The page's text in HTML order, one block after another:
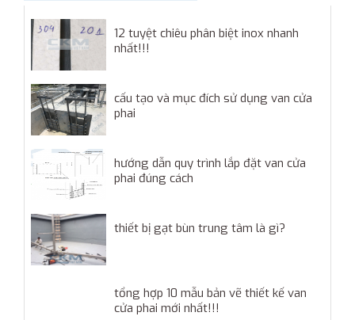
12 tuyệt chiêu phân biệt inox nhanh
nhất!!!
cấu tạo và mục đích sử dụng van cửa
phai
hướng dẫn quy trình lắp đặt van cửa
phai đúng cách
thiết bị gạt bùn trung tâm là gì?
tổng hợp 10 mẫu bản vẽ thiết kế van
cửa phai mới nhất!!!